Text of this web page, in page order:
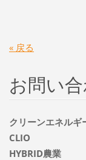
« 戻る
お問い
クリーンエ
CLIO